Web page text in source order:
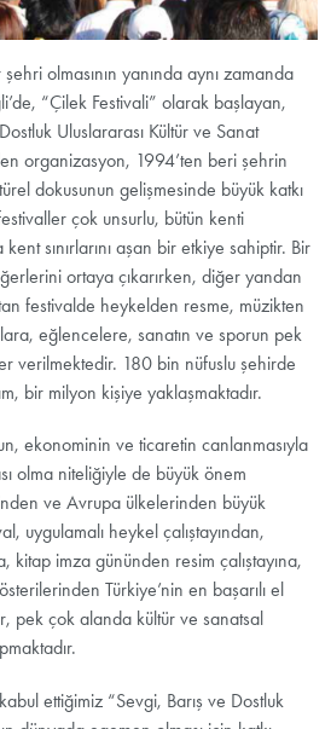
olmasının yanında aynı zamanda
“Çilek Festivali” olarak başlayan,
Uluslararası Kültür ve Sanat
organizasyon, 1994’ten beri şehrin
dokusunun gelişmesinde büyük katkı
çok unsurlu, bütün kenti
sınırlarını aşan bir etkiye sahiptir. Bir
ortaya çıkarırken, diğer yandan
festivalde heykelden resme, müzikten
eğlencelere, sanatın ve sporun pek
verilmektedir. 180 bin nüfuslu şehirde
bir milyon kişiye yaklaşmaktadır.
ekonominin ve ticaretin canlanmasıyla
olma niteliğiyle de büyük önem
ve Avrupa ülkelerinden büyük
uygulamalı heykel çalıştayından,
kitap imza gününden resim çalıştayına,
Türkiye’nin en başarılı el
pek çok alanda kültür ve sanatsal
ettiğimiz “Sevgi, Barış ve Dostluk